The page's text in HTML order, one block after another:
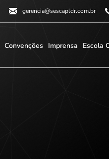
gerencia@sescapldr.com.br
Convenções Imprensa Escola